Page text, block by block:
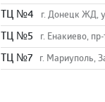
TЦ №4 г. Донецк ЖД,
TЦ №5 г. Енакиево,
ТЦ №7 г. Мариуполь,